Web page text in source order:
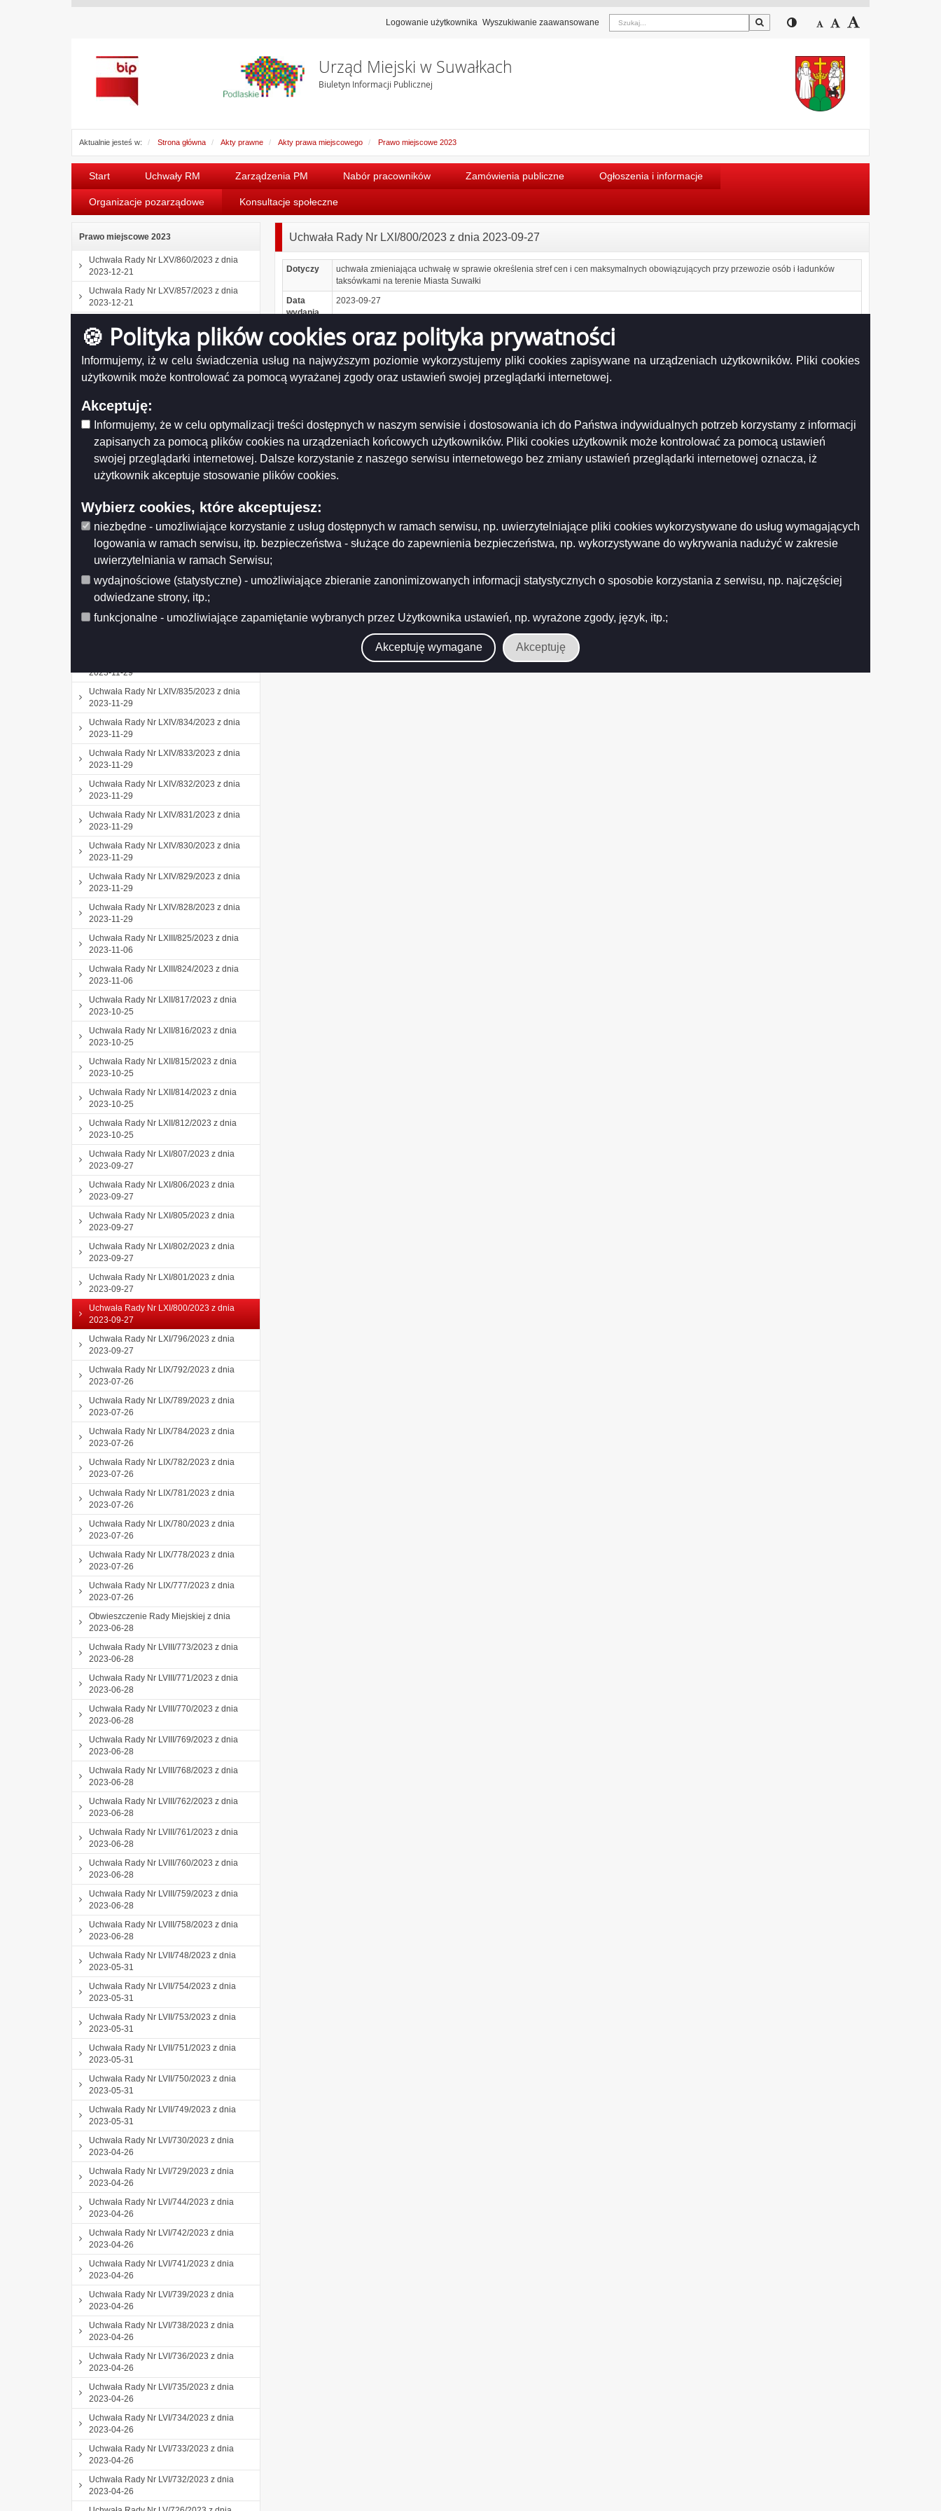
🍪 Polityka plików cookies oraz polityka prywatności
Informujemy, iż w celu świadczenia usług na najwyższym poziomie wykorzystujemy pliki cookies zapisywane na urządzeniach użytkowników. Pliki cookies
użytkownik może kontrolować za pomocą wyrażanej zgody oraz ustawień swojej przeglądarki internetowej.
Akceptuję:
Informujemy, że w celu optymalizacji treści dostępnych w naszym serwisie i dostosowania ich do Państwa indywidualnych potrzeb korzystamy z informacji
zapisanych za pomocą plików cookies na urządzeniach końcowych użytkowników. Pliki cookies użytkownik może kontrolować za pomocą ustawień
swojej przeglądarki internetowej. Dalsze korzystanie z naszego serwisu internetowego bez zmiany ustawień przeglądarki internetowej oznacza, iż
użytkownik akceptuje stosowanie plików cookies.
Wybierz cookies, które akceptujesz:
niezbędne - umożliwiające korzystanie z usług dostępnych w ramach serwisu, np. uwierzytelniające pliki cookies wykorzystywane do usług wymagających
logowania w ramach serwisu, itp. bezpieczeństwa - służące do zapewnienia bezpieczeństwa, np. wykorzystywane do wykrywania nadużyć w zakresie
uwierzytelniania w ramach Serwisu;
wydajnościowe (statystyczne) - umożliwiające zbieranie zanonimizowanych informacji statystycznych o sposobie korzystania z serwisu, np. najczęściej
odwiedzane strony, itp.;
funkcjonalne - umożliwiające zapamiętanie wybranych przez Użytkownika ustawień, np. wyrażone zgody, język, itp.;
Akceptuję wymagane Akceptuję
Logowanie użytkownika Wyszukiwanie zaawansowane Szukaj Przełącz pomiędzy
Zmniejsz czcionkę
Domyślny rozmiar
Urząd Miejski w Suwałkach
Biuletyn Informacji Publicznej
Aktualnie jesteś w: Strona główna Akty prawne Akty prawa miejscowego Prawo miejscowe 2023
Start Uchwały RM Zarządzenia PM Nabór pracowników Zamówienia publiczne Ogłoszenia i informacje
Organizacje pozarządowe Konsultacje społeczne
Prawo miejscowe 2023
Uchwała Rady Nr LXV/860/2023 z dnia
2023-12-21
Uchwała Rady Nr LXV/857/2023 z dnia
2023-12-21
2023-12-21
Uchwała Rady Nr LXV/854/2023 z dnia
2023-12-21
Uchwała Rady Nr LXV/852/2023 z dnia
Uchwała Rady Nr LXV/851/2023 z dnia
2023-12-21
Uchwała Rady Nr LXV/849/2023 z dnia
2023-12-21
Uchwała Rady Nr LXIV/847/2023 z dnia
Uchwała Rady Nr LXIV/844/2023 z dnia
Uchwała Rady Nr LXIV/843/2023 z dnia
2023-11-29
Uchwała Rady Nr LXIV/841/2023 z dnia
2023-11-29
Uchwała Rady Nr LXIV/840/2023 z dnia
2023-11-29
2023-11-29
Uchwała Rady Nr LXIV/835/2023 z dnia
2023-11-29
Uchwała Rady Nr LXIV/834/2023 z dnia
2023-11-29
Uchwała Rady Nr LXIV/833/2023 z dnia
2023-11-29
Uchwała Rady Nr LXIV/832/2023 z dnia
2023-11-29
Uchwała Rady Nr LXIV/831/2023 z dnia
2023-11-29
Uchwała Rady Nr LXIV/830/2023 z dnia
2023-11-29
Uchwała Rady Nr LXIV/829/2023 z dnia
2023-11-29
Uchwała Rady Nr LXIV/828/2023 z dnia
2023-11-29
Uchwała Rady Nr LXIII/825/2023 z dnia
2023-11-06
Uchwała Rady Nr LXIII/824/2023 z dnia
2023-11-06
Uchwała Rady Nr LXII/817/2023 z dnia
2023-10-25
Uchwała Rady Nr LXII/816/2023 z dnia
2023-10-25
Uchwała Rady Nr LXII/815/2023 z dnia
2023-10-25
Uchwała Rady Nr LXII/814/2023 z dnia
2023-10-25
Uchwała Rady Nr LXII/812/2023 z dnia
2023-10-25
Uchwała Rady Nr LXI/807/2023 z dnia
2023-09-27
Uchwała Rady Nr LXI/806/2023 z dnia
2023-09-27
Uchwała Rady Nr LXI/805/2023 z dnia
2023-09-27
Uchwała Rady Nr LXI/802/2023 z dnia
2023-09-27
Uchwała Rady Nr LXI/801/2023 z dnia
2023-09-27
Uchwała Rady Nr LXI/800/2023 z dnia
2023-09-27
Uchwała Rady Nr LXI/796/2023 z dnia
2023-09-27
Uchwała Rady Nr LIX/792/2023 z dnia
2023-07-26
Uchwała Rady Nr LIX/789/2023 z dnia
2023-07-26
Uchwała Rady Nr LIX/784/2023 z dnia
2023-07-26
Uchwała Rady Nr LIX/782/2023 z dnia
2023-07-26
Uchwała Rady Nr LIX/781/2023 z dnia
2023-07-26
Uchwała Rady Nr LIX/780/2023 z dnia
2023-07-26
Uchwała Rady Nr LIX/778/2023 z dnia
2023-07-26
Uchwała Rady Nr LIX/777/2023 z dnia
2023-07-26
Obwieszczenie Rady Miejskiej z dnia
2023-06-28
Uchwała Rady Nr LVIII/773/2023 z dnia
2023-06-28
Uchwała Rady Nr LVIII/771/2023 z dnia
2023-06-28
Uchwała Rady Nr LVIII/770/2023 z dnia
2023-06-28
Uchwała Rady Nr LVIII/769/2023 z dnia
2023-06-28
Uchwała Rady Nr LVIII/768/2023 z dnia
2023-06-28
Uchwała Rady Nr LVIII/762/2023 z dnia
2023-06-28
Uchwała Rady Nr LVIII/761/2023 z dnia
2023-06-28
Uchwała Rady Nr LVIII/760/2023 z dnia
2023-06-28
Uchwała Rady Nr LVIII/759/2023 z dnia
2023-06-28
Uchwała Rady Nr LVIII/758/2023 z dnia
2023-06-28
Uchwała Rady Nr LVII/748/2023 z dnia
2023-05-31
Uchwała Rady Nr LVII/754/2023 z dnia
2023-05-31
Uchwała Rady Nr LVII/753/2023 z dnia
2023-05-31
Uchwała Rady Nr LVII/751/2023 z dnia
2023-05-31
Uchwała Rady Nr LVII/750/2023 z dnia
2023-05-31
Uchwała Rady Nr LVII/749/2023 z dnia
2023-05-31
Uchwała Rady Nr LVI/730/2023 z dnia
2023-04-26
Uchwała Rady Nr LVI/729/2023 z dnia
2023-04-26
Uchwała Rady Nr LVI/744/2023 z dnia
2023-04-26
Uchwała Rady Nr LVI/742/2023 z dnia
2023-04-26
Uchwała Rady Nr LVI/741/2023 z dnia
2023-04-26
Uchwała Rady Nr LVI/739/2023 z dnia
2023-04-26
Uchwała Rady Nr LVI/738/2023 z dnia
2023-04-26
Uchwała Rady Nr LVI/736/2023 z dnia
2023-04-26
Uchwała Rady Nr LVI/735/2023 z dnia
2023-04-26
Uchwała Rady Nr LVI/734/2023 z dnia
2023-04-26
Uchwała Rady Nr LVI/733/2023 z dnia
2023-04-26
Uchwała Rady Nr LVI/732/2023 z dnia
2023-04-26
Uchwała Rady Nr LXI/800/2023 z dnia 2023-09-27
Dotyczy
uchwała zmieniająca uchwałę w sprawie określenia stref cen i cen maksymalnych obowiązujących przy przewozie osób i ładunków
taksówkami na terenie Miasta Suwałki
Data
wydania
2023-09-27
Numer
LXI/800/2023
Uchwała Rady Nr LXI/800/2023 z dnia 27 września 2023 r.
nr
LXI
800
2023
Udostępniający: Urząd Miejski w Suwałkach
Wytwarzający/odpowiadający:Elżbieta Polańska - Kierownik Biura Rady Miejskiej
Data wytworzenia:
Opublikował:
Data publikacji:
2023-09-28
Historia strony